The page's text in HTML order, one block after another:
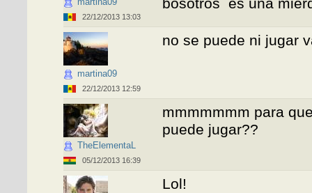
22/12/2013 13:03
bosotros es una
martina09
22/12/2013 12:59
no se puede ni jugar
TheElementaL
05/12/2013 16:39
mmmmmmm para
puede jugar??
Lol!